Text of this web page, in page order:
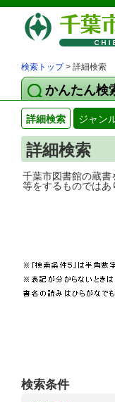
検索トップ> 詳細検索
かんたん検
詳細検索 ジャン
詳細検索
千葉市図書
等をするものではあ
検索条件